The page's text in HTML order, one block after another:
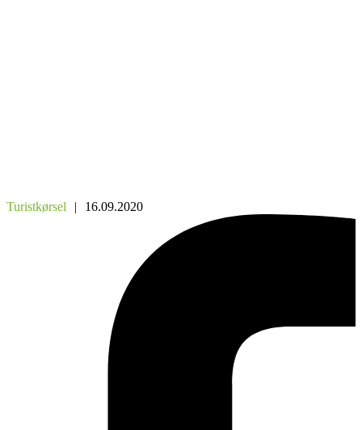
Turistkørsel | 16.09.2020